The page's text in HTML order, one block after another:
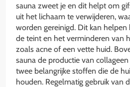
sauna zweet je en dit helpt om
uit het lichaam te verwijderen,
worden gereinigd. Dit kan
de teint en het verminderen van
zoals acne of een vette huid.
sauna de productie van
twee belangrijke stoffen die de
houden. Regelmatig gebruik van